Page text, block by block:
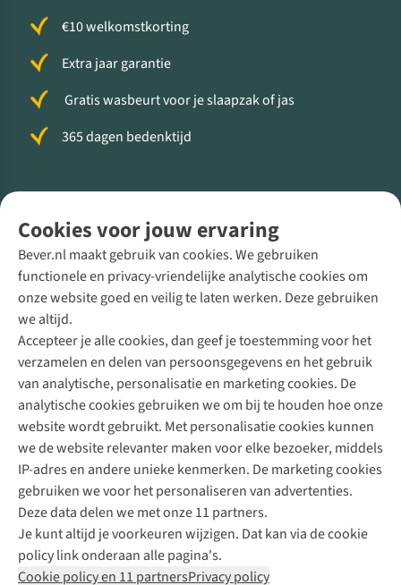
Cookies voor jouw ervaring
Bever.nl maakt gebruik van cookies. We gebruiken
functionele en privacy-vriendelijke analytische cookies om
onze website goed en veilig te laten werken. Deze gebruiken
we altijd.
Accepteer je alle cookies, dan geef je toestemming voor het
verzamelen en delen van persoonsgegevens en het gebruik
van analytische, personalisatie en marketing cookies. De
analytische cookies gebruiken we om bij te houden hoe onze
website wordt gebruikt. Met personalisatie cookies kunnen
we de website relevanter maken voor elke bezoeker, middels
IP-adres en andere unieke kenmerken. De marketing cookies
gebruiken we voor het personaliseren van advertenties.
Deze data delen we met onze 11 partners.
Je kunt altijd je voorkeuren wijzigen. Dat kan via de cookie
policy link onderaan alle pagina's.
Cookie policy en 11 partnersPrivacy policy
€10 welkomstkorting
Extra jaar garantie
Gratis wasbeurt voor je slaapzak of jas
365 dagen bedenktijd
Direct advies van een Buitenexpert
+31 (0)85 888 50 88
+31 6 12 28 49 80
Contactformulier